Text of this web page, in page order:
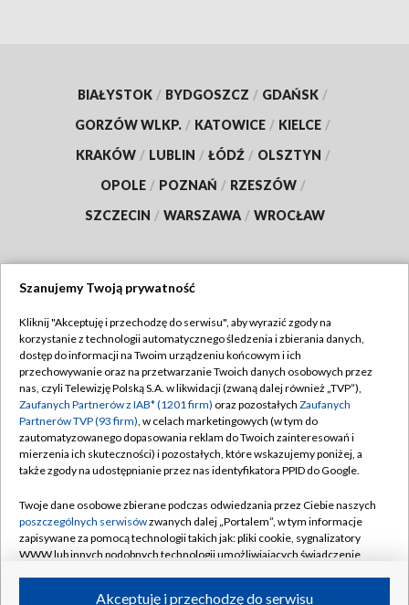
BIAŁYSTOK / BYDGOSZCZ / GDAŃSK /
GORZÓW WLKP. / KATOWICE / KIELCE /
KRAKÓW / LUBLIN / ŁÓDŹ / OLSZTYN /
OPOLE / POZNAŃ / RZESZÓW /
SZCZECIN / WARSZAWA / WROCŁAW
TVP
Abonament TVP
Emisja w TVP
Centrum informacji TVP
Naziemna Telewizja Cyfrowa
Rada Programowa
System NOS
Informacje o nadawcy
Regulamin TVP
Polityka prywatności
Moje zgody
Pomoc
Kontakt
Kanały
Szanujemy Twoją prywatność
Kliknij "Akceptuję i przechodzę do serwisu", aby wyrazić zgody na
korzystanie z technologii automatycznego śledzenia i zbierania danych,
dostęp do informacji na Twoim urządzeniu końcowym i ich
przechowywanie oraz na przetwarzanie Twoich danych osobowych przez
nas, czyli Telewizję Polską S.A. w likwidacji (zwaną dalej również „TVP”),
Zaufanych Partnerów z IAB* (1201 firm) oraz pozostałych Zaufanych
Partnerów TVP (93 firm), w celach marketingowych (w tym do
zautomatyzowanego dopasowania reklam do Twoich zainteresowań i
mierzenia ich skuteczności) i pozostałych, które wskazujemy poniżej, a
także zgody na udostępnianie przez nas identyfikatora PPID do Google.
Twoje dane osobowe zbierane podczas odwiedzania przez Ciebie naszych
poszczególnych serwisówzwanych dalej „Portalem”, w tym informacje
zapisywane za pomocą technologii takich jak: pliki cookie, sygnalizatory
WWW lub innych podobnych technologii umożliwiających świadczenie
Akceptuję i przechodzę do serwisu